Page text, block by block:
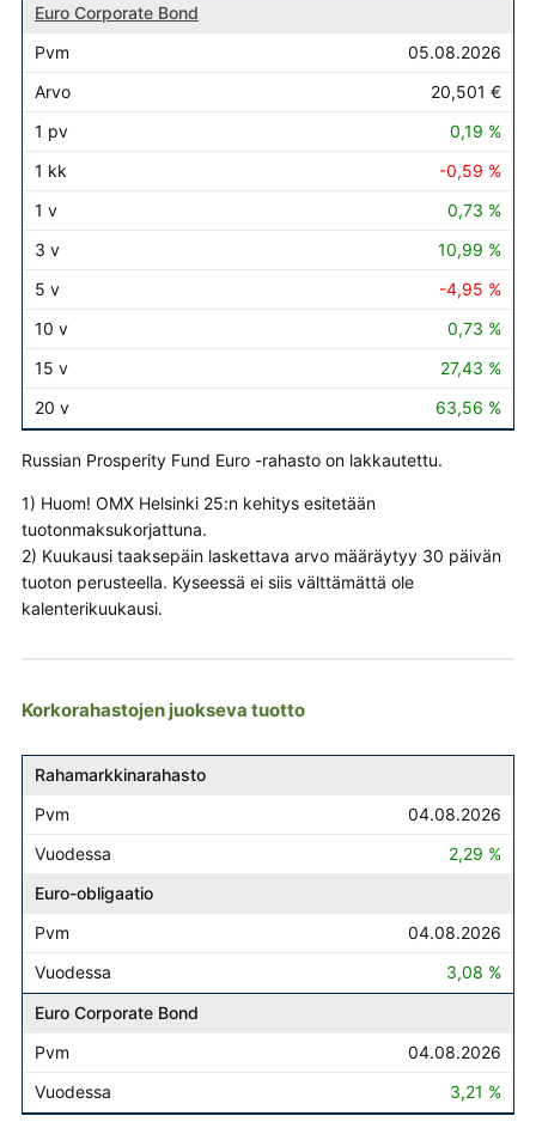
Euro Corporate Bond
05.08.2026
20,501 €
0,19 %
-0,59 %
0,73 %
10,99 %
-4,95 %
0,73 %
27,43 %
63,56 %
Russian Prosperity Fund Euro -rahasto on lakkautettu.
1) Huom! OMX Helsinki 25:n kehitys esitetään
tuotonmaksukorjattuna.
2) Kuukausi taaksepäin laskettava arvo määräytyy 30 päivän
tuoton perusteella. Kyseessä ei siis välttämättä ole
kalenterikuukausi.
Korkorahastojen juokseva tuotto
Rahasto Pvm Vuodessa
Rahamarkkinarahasto
04.08.2026
2,29 %
Euro-obligaatio
04.08.2026
3,08 %
Euro Corporate Bond
04.08.2026
3,21 %